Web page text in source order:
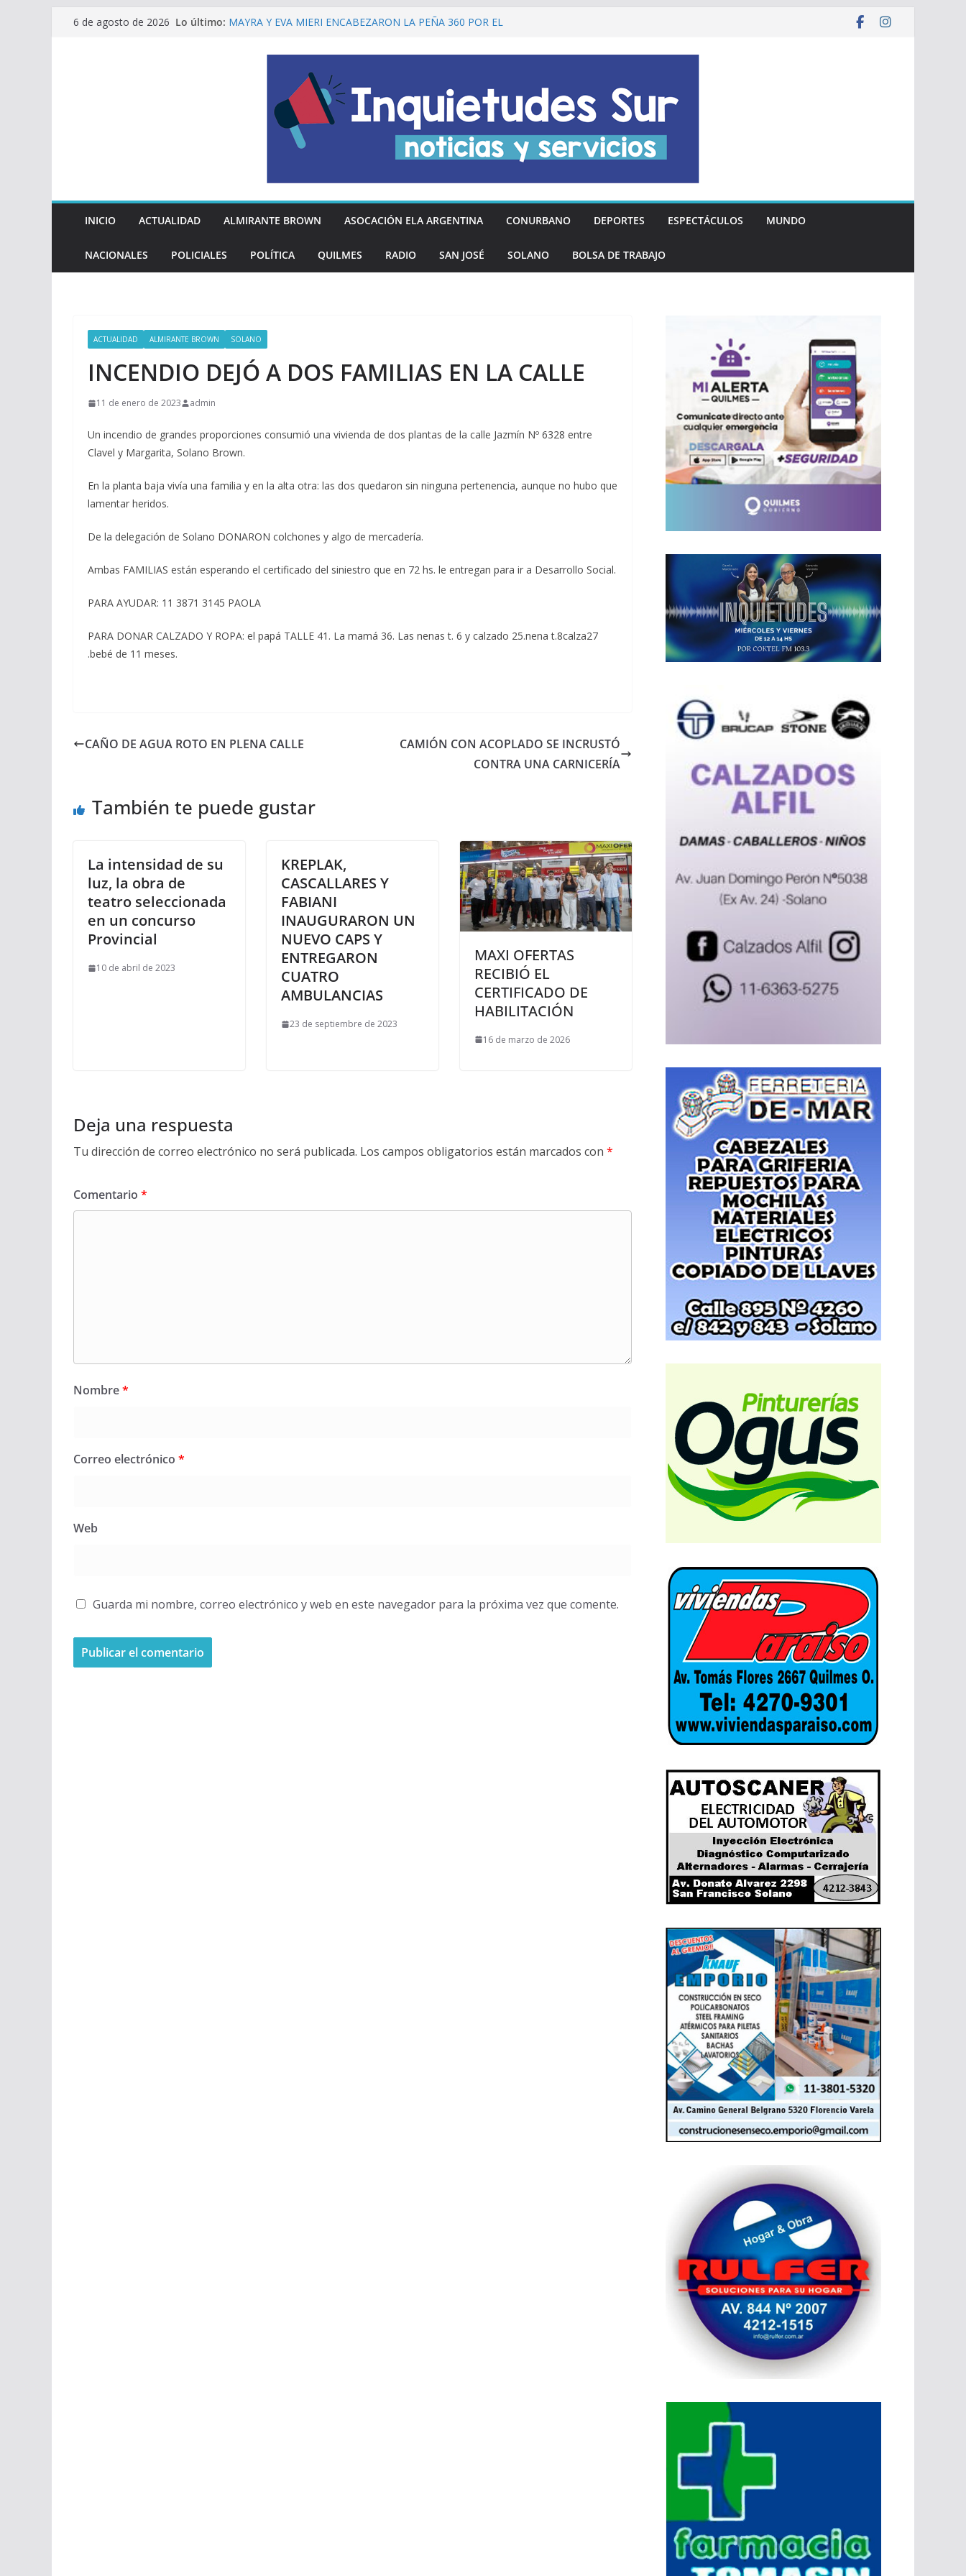
Saltar6 de agosto de 2026 Lo último: MAYRA Y EVA MIERI ENCABEZARON LA PEÑA 360 POR EL
PELUQUERÍAS TODOS LOS DÍAS MIÉRCOLES
Encuesta: qué piensan los hinchas argentinos de las nuevas
reglas del Mundial
EL MUNICIPIO ENTREGÓ MÁS DE 20 PRÓTESIS DENTALES
A VECINAS Y VECINOS DE QUILMES OESTE
La Diócesis de Quilmes recordó a Jorge Novak a 25 años de
INICIO ACTUALIDAD ALMIRANTE BROWN ASOCACIÓN ELA ARGENTINA CONURBANO DEPORTES ESPECTÁCULOS MUNDO
NACIONALES POLICIALES POLÍTICA QUILMES RADIO SAN JOSÉ SOLANO BOLSA DE TRABAJO
ACTUALIDAD ALMIRANTE BROWN SOLANO
INCENDIO DEJÓ A DOS FAMILIAS EN LA CALLE
11 de enero de 2023 admin
Un incendio de grandes proporciones consumió una vivienda de dos plantas de la calle Jazmín Nº 6328 entre
Clavel y Margarita, Solano Brown.
En la planta baja vivía una familia y en la alta otra: las dos quedaron sin ninguna pertenencia, aunque no hubo que
lamentar heridos.
De la delegación de Solano DONARON colchones y algo de mercadería.
Ambas FAMILIAS están esperando el certificado del siniestro que en 72 hs. le entregan para ir a Desarrollo Social.
PARA AYUDAR: 11 3871 3145 PAOLA
PARA DONAR CALZADO Y ROPA: el papá TALLE 41. La mamá 36. Las nenas t. 6 y calzado 25.nena t.8calza27
.bebé de 11 meses.
CAÑO DE AGUA ROTO EN PLENA CALLE
CAMIÓN CON ACOPLADO SE INCRUSTÓ
CONTRA UNA CARNICERÍA
También te puede gustar
La intensidad de su
luz, la obra de
teatro seleccionada
en un concurso
Provincial
10 de abril de 2023
KREPLAK,
CASCALLARES Y
FABIANI
INAUGURARON UN
NUEVO CAPS Y
ENTREGARON
CUATRO
AMBULANCIAS
23 de septiembre de 2023
MAXI OFERTAS
RECIBIÓ EL
CERTIFICADO DE
HABILITACIÓN
16 de marzo de 2026
Deja una respuesta
Tu dirección de correo electrónico no será publicada. Los campos obligatorios están marcados con *
Comentario *
Nombre*
Correo electrónico *
Web
Guarda mi nombre, correo electrónico y web en este navegador para la próxima vez que comente.